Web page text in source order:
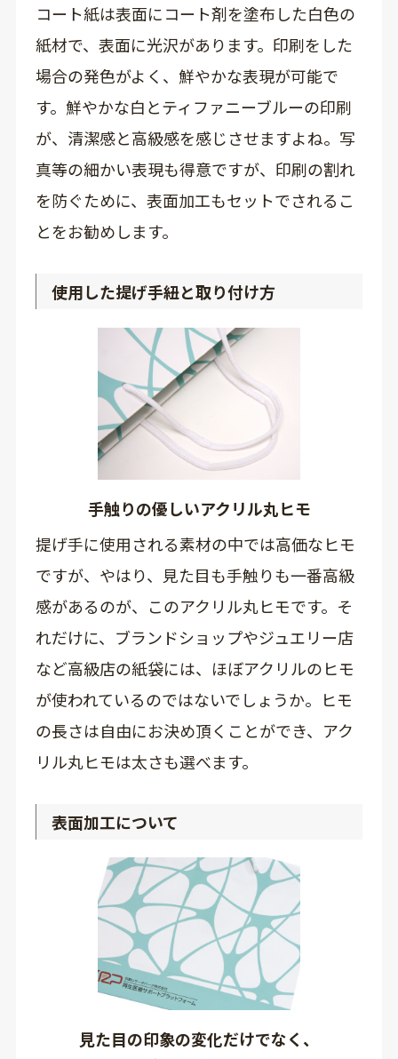
コート紙は表面にコート剤を塗布した白色の
紙材で、表面に光沢があります。印刷をした
場合の発色がよく、鮮やかな表現が可能で
す。鮮やかな白とティファニーブルーの印刷
が、清潔感と高級感を感じさせますよね。写
真等の細かい表現も得意ですが、印刷の割れ
を防ぐために、表面加工もセットでされるこ
とをお勧めします。
使用した提げ手紐と取り付け方
手触りの優しいアクリル丸ヒモ
提げ手に使用される素材の中では高価なヒモ
ですが、やはり、見た目も手触りも一番高級
感があるのが、このアクリル丸ヒモです。そ
れだけに、ブランドショップやジュエリー店
など高級店の紙袋には、ほぼアクリルのヒモ
が使われているのではないでしょうか。ヒモ
の長さは自由にお決め頂くことができ、アク
リル丸ヒモは太さも選べます。
表面加工について
見た目の印象の変化だけでなく、